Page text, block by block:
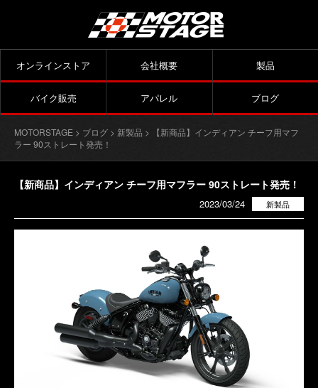
オンラインストア 会社概要 製品
バイク販売 アパレル ブログ
MOTORSTAGE > ブログ > 新製品 > 【新商品】インディアン チーフ用マフ
ラー 90ストレート発売！
【新商品】インディアン チーフ用マフラー 90ストレート発売！
新製品
2023/03/24